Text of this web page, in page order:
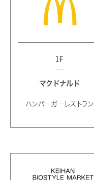
1F
マクドナルド
ハンバーガーレストラン